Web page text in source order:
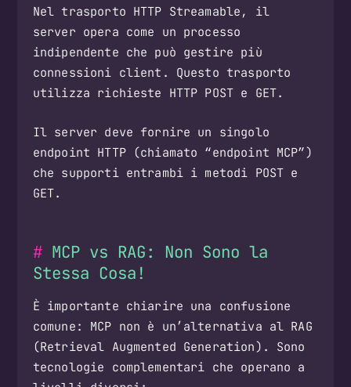
Nel trasporto HTTP Streamable, il
server opera come un processo
indipendente che può gestire più
connessioni client. Questo trasporto
utilizza richieste HTTP POST e GET.
Il server deve fornire un singolo
endpoint HTTP (chiamato “endpoint MCP”)
che supporti entrambi i metodi POST e
GET.
MCP vs RAG: Non Sono la
Stessa Cosa!
È importante chiarire una confusione
comune: MCP non è un’alternativa al RAG
(Retrieval Augmented Generation). Sono
tecnologie complementari che operano a